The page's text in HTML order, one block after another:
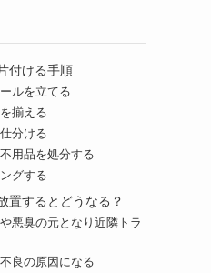
付ける手順
ルを立てる
揃える
分ける
用品を処分する
グする
置するとどうなる？
悪臭の元となり近隣トラ
良の原因になる